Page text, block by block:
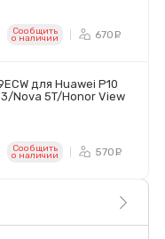
Сообщить
o наличии 670
для Huawei P10
Nova 5T/Honor View
Сообщить
o наличии 570